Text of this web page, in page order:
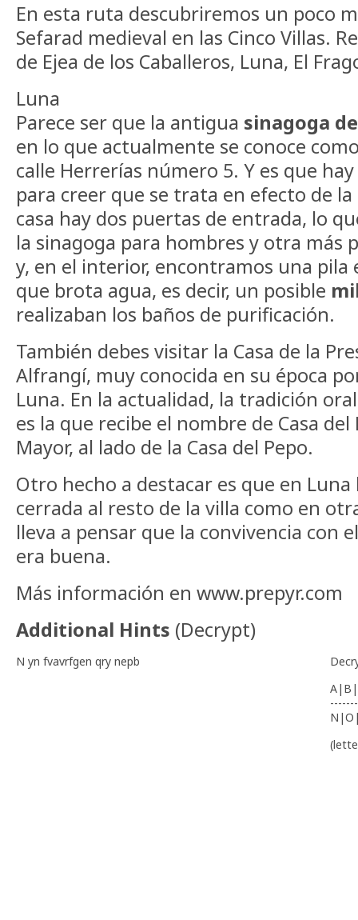
En esta ruta descubriremos un poco
Sefarad medieval en las Cinco Villas.
de Ejea de los Caballeros, Luna, El
Luna
Parece ser que la antigua sinagoga
en lo que actualmente se conoce
calle Herrerías número 5. Y es que
para creer que se trata en efecto de
casa hay dos puertas de entrada, lo
la sinagoga para hombres y otra más
y, en el interior, encontramos una pila
que brota agua, es decir, un posible
realizaban los baños de purificación.
También debes visitar la Casa de la
Alfrangí, muy conocida en su época
Luna. En la actualidad, la tradición
es la que recibe el nombre de Casa del
Mayor, al lado de la Casa del Pepo.
Otro hecho a destacar es que en
cerrada al resto de la villa como en
lleva a pensar que la convivencia con
era buena.
Más información en www.prepyr.com
Additional Hints (Decrypt)
N yn fvavrfgen qry nepb